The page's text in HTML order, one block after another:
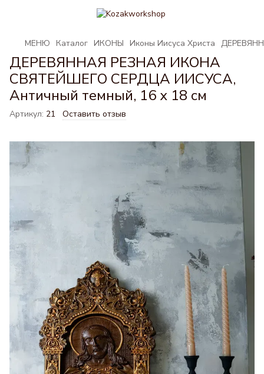
МЕНЮ Каталог ИКОНЫ Иконы Иисуса Христа
ДЕРЕВЯННАЯ РЕЗНАЯ ИКОНА
СВЯТЕЙШЕГО СЕРДЦА ИИСУСА,
Античный темный, 16 х 18 см
Артикул: 21 Оставить отзыв